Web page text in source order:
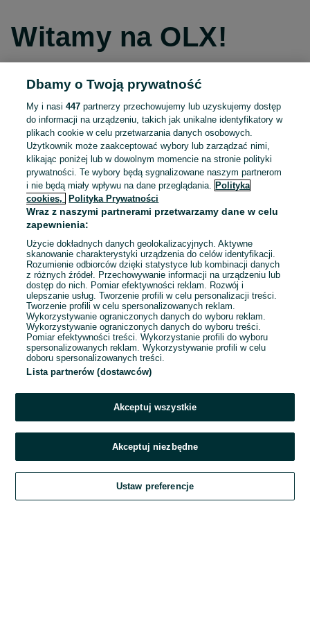
Witamy na OLX!
Kontynuuj przez Facebooka
Kontynuuj przez konto Apple
Kontynuuj przez konto Google
LUB
E-mail
Hasło
Zaloguj się
Kontynuując za pośrednictwem jednego z dostawców wskazanych powyżej,
OLX.pl w jego aktualnym brzmieniu.
Dbamy o Twoją prywatność
My i nasi447 partnerzy przechowujemy lub uzyskujemy dostęp
do informacji na urządzeniu, takich jak unikalne identyfikatory w
plikach cookie w celu przetwarzania danych osobowych.
Użytkownik może zaakceptować wybory lub zarządzać nimi,
klikając poniżej lub w dowolnym momencie na stronie polityki
prywatności. Te wybory będą sygnalizowane naszym partnerom
i nie będą miały wpływu na dane przeglądania.
Polityka
cookies,
Polityka Prywatności
Wraz z naszymi partnerami przetwarzamy dane w celu
zapewnienia:
Użycie dokładnych danych geolokalizacyjnych. Aktywne
skanowanie charakterystyki urządzenia do celów identyfikacji.
Rozumienie odbiorców dzięki statystyce lub kombinacji danych
z różnych źródeł. Przechowywanie informacji na urządzeniu lub
dostęp do nich. Pomiar efektywności reklam. Rozwój i
ulepszanie usług. Tworzenie profili w celu personalizacji treści.
Tworzenie profili w celu spersonalizowanych reklam.
Wykorzystywanie ograniczonych danych do wyboru reklam.
Wykorzystywanie ograniczonych danych do wyboru treści.
Pomiar efektywności treści. Wykorzystanie profili do wyboru
spersonalizowanych reklam. Wykorzystywanie profili w celu
doboru spersonalizowanych treści.
Lista partnerów (dostawców)
Akceptuj wszystkie
Akceptuj niezbędne
Ustaw preferencje